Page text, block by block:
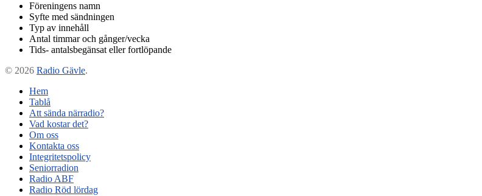
Föreningens namn
Syfte med sändningen
Typ av innehåll
Antal timmar och gånger/vecka
Tids- antalsbegänsat eller fortlöpande
© 2026 Radio Gävle.
Hem
Tablå
Att sända närradio?
Vad kostar det?
Om oss
Kontakta oss
Integritetspolicy
Seniorradion
Radio ABF
Radio Röd lördag